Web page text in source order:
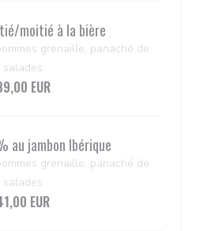
moitié à la bière
grenaille, panaché de
salades
EUR
au jambon Ibérique
grenaille, panaché de
salades
EUR